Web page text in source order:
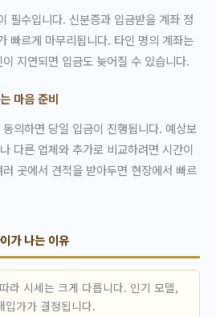
필수입니다. 신분증과 입금받을 계좌 정
빠르게 마무리됩니다. 타인 명의 계좌는
지연되면 입금도 늦어질 수 있습니다.
마음 준비
의하면 당일 입금이 진행됩니다. 예상보
다른 업체와 추가로 비교하려면 시간이
곳에서 견적을 받아두면 현장에서 빠르
가 나는 이유
라 시세는 크게 다릅니다. 인기 모델,
입가가 결정됩니다.